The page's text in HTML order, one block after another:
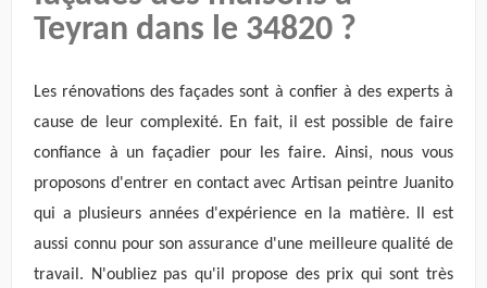
Teyran dans le 34820 ?
Les rénovations des façades sont à confier à des experts à
cause de leur complexité. En fait, il est possible de faire
confiance à un façadier pour les faire. Ainsi, nous vous
proposons d'entrer en contact avec Artisan peintre Juanito
qui a plusieurs années d'expérience en la matière. Il est
aussi connu pour son assurance d'une meilleure qualité de
travail. N'oubliez pas qu'il propose des prix qui sont très